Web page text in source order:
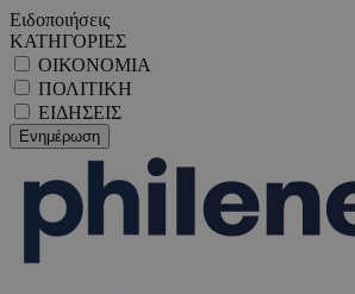
Ειδοποιήσεις
ΚΑΤΗΓΟΡΙΕΣ
ΟΙΚΟΝΟΜΙΑ
ΠΟΛΙΤΙΚΗ
ΕΙΔΗΣΕΙΣ